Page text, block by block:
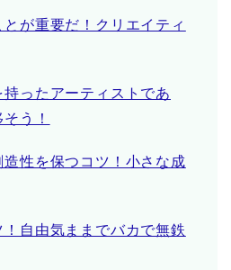
が重要だ！クリエイティ
ったアーティストであ
う！
性を保つコツ！小さな成
自由気ままでバカで無鉄